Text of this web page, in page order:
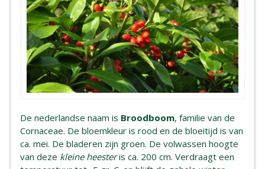
De nederlandse naam is Broodboom, familie van de
Cornaceae. De bloemkleur is rood en de bloeitijd is van
ca. mei. De bladeren zijn groen. De volwassen hoogte
van deze kleine heesteris ca. 200 cm. Verdraagt een